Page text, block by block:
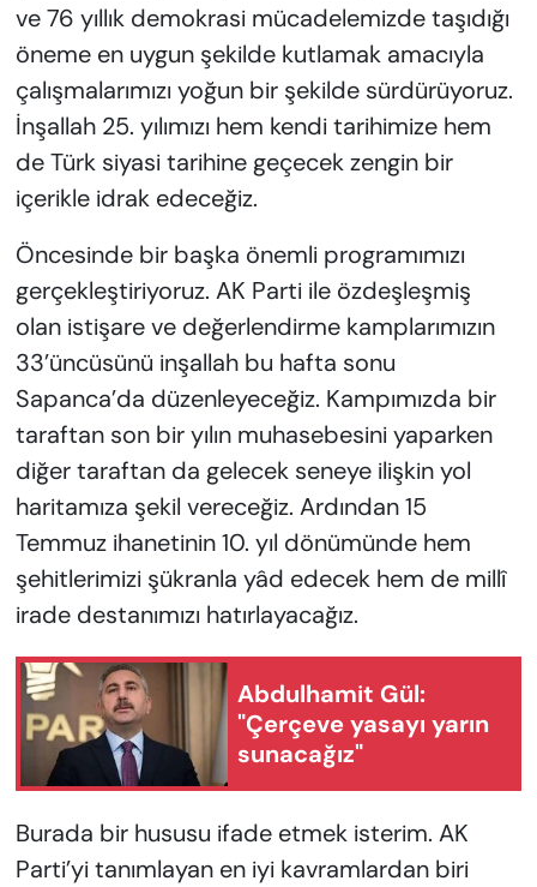
ve 76 yıllık demokrasi mücadelemizde taşıdığı
öneme en uygun şekilde kutlamak amacıyla
çalışmalarımızı yoğun bir şekilde sürdürüyoruz.
İnşallah 25. yılımızı hem kendi tarihimize hem
de Türk siyasi tarihine geçecek zengin bir
içerikle idrak edeceğiz.
Öncesinde bir başka önemli programımızı
gerçekleştiriyoruz. AK Parti ile özdeşleşmiş
olan istişare ve değerlendirme kamplarımızın
33’üncüsünü inşallah bu hafta sonu
Sapanca’da düzenleyeceğiz. Kampımızda bir
taraftan son bir yılın muhasebesini yaparken
diğer taraftan da gelecek seneye ilişkin yol
haritamıza şekil vereceğiz. Ardından 15
Temmuz ihanetinin 10. yıl dönümünde hem
şehitlerimizi şükranla yâd edecek hem de millî
irade destanımızı hatırlayacağız.
Abdulhamit Gül:
"Çerçeve yasayı yarın
sunacağız"
Burada bir hususu ifade etmek isterim. AK
Parti’yi tanımlayan en iyi kavramlardan biri